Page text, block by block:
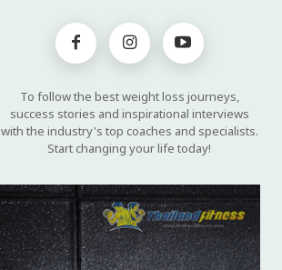
To follow the best weight loss journeys,
success stories and inspirational interviews
with the industry's top coaches and specialists.
Start changing your life today!